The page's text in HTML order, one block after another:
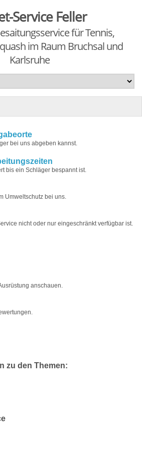
Service Feller
für Tennis,
im Raum Bruchsal und
Karlsruhe
bei uns abgeben kannst.
bis ein Schläger bespannt ist.
Umweltschutz bei uns.
nicht oder nur eingeschränkt verfügbar ist.
anschauen.
zu den Themen: